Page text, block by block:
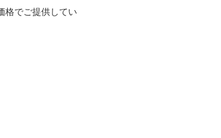
格でご提供してい